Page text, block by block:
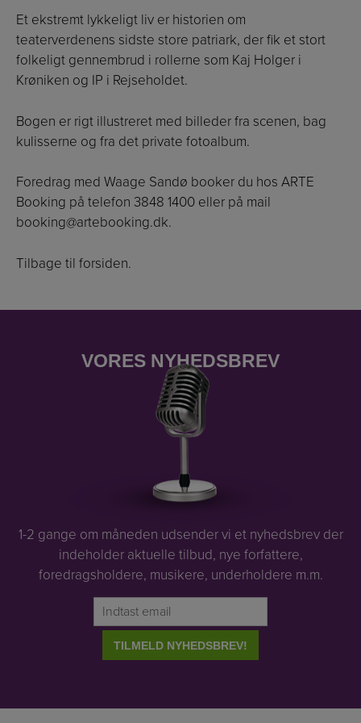
Et ekstremt lykkeligt liv er historien om
teaterverdenens sidste store patriark, der fik et stort
folkeligt gennembrud i rollerne som Kaj Holger i
Krøniken og IP i Rejseholdet.
Bogen er rigt illustreret med billeder fra scenen, bag
kulisserne og fra det private fotoalbum.
Foredrag med Waage Sandø booker du hos ARTE
Booking på telefon 3848 1400 eller på mail
booking@artebooking.dk.
Tilbage til forsiden.
VORES NYHEDSBREV
1-2 gange om måneden udsender vi et nyhedsbrev der
indeholder aktuelle tilbud, nye forfattere,
foredragsholdere, musikere, underholdere m.m.